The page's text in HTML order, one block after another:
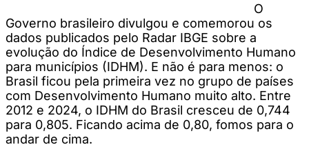
O
Governo brasileiro divulgou e comemorou os
dados publicados pelo Radar IBGE sobre a
evolução do Índice de Desenvolvimento Humano
para municípios (IDHM). E não é para menos: o
Brasil ficou pela primeira vez no grupo de países
com Desenvolvimento Humano muito alto. Entre
2012 e 2024, o IDHM do Brasil cresceu de 0,744
para 0,805. Ficando acima de 0,80, fomos para o
andar de cima.